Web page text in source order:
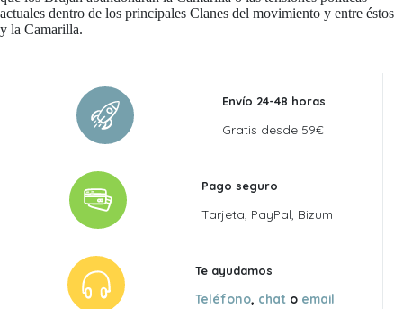
actuales dentro de los principales Clanes del movimiento y entre éstos
y la Camarilla.
Envío 24-48 horas
Gratis desde 59€
Pago seguro
Tarjeta, PayPal, Bizum
Te ayudamos
Teléfono, chat o email